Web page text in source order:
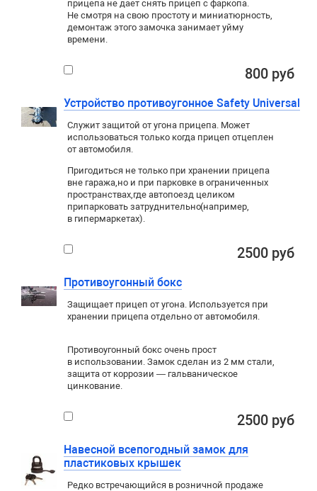
прицепа не дает снять прицеп с фаркопа.
Не смотря на свою простоту и миниатюрность,
демонтаж этого замочка занимает уйму
времени.
800 руб
Устройство противоугонное Safety Universal
Служит защитой от угона прицепа. Может
использоваться только когда прицеп отцеплен
от автомобиля.
Пригодиться не только при хранении прицепа
вне гаража,но и при парковке в ограниченных
пространствах,где автопоезд целиком
припарковать затруднительно(например,
в гипермаркетах).
2500 руб
Противоугонный бокс
Защищает прицеп от угона. Используется при
хранении прицепа отдельно от автомобиля.
Противоугонный бокс очень прост
в использовании. Замок сделан из 2 мм стали,
защита от коррозии — гальваническое
цинкование.
2500 руб
Навесной всепогодный замок для
пластиковых крышек
Редко встречающийся в розничной продаже